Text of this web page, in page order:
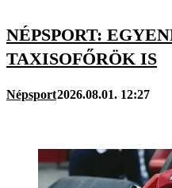
NÉPSPORT:
TAXISOFŐRÖK IS
Népsport2026.08.01. 12:27